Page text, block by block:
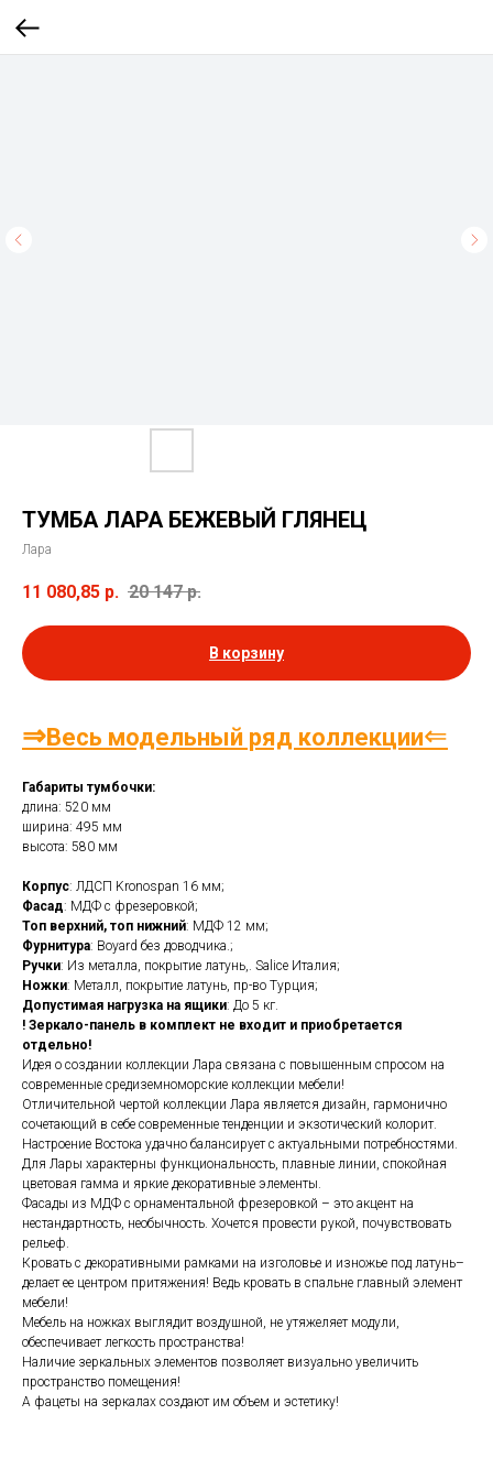
ТУМБА ЛАРА БЕЖЕВЫЙ ГЛЯНЕЦ
Лара
11 080,85 р. 20 147 р.
В корзину
⇒Весь модельный ряд коллекции⇐
Габариты тумбочки:
длина: 520 мм
ширина: 495 мм
высота: 580 мм
Корпус: ЛДСП Kronospan 16 мм;
Фасад: МДФ с фрезеровкой;
Топ верхний, топ нижний: МДФ 12 мм;
Фурнитура: Boyard без доводчика.;
Ручки: Из металла, покрытие латунь,. Salice Италия;
Ножки: Металл, покрытие латунь, пр-во Турция;
Допустимая нагрузка на ящики: До 5 кг.
! Зеркало-панель в комплект не входит и приобретается
отдельно!
Идея о создании коллекции Лара связана с повышенным спросом на
современные средиземноморские коллекции мебели!
Отличительной чертой коллекции Лара является дизайн, гармонично
сочетающий в себе современные тенденции и экзотический колорит.
Настроение Востока удачно балансирует с актуальными потребностями.
Для Лары характерны функциональность, плавные линии, спокойная
цветовая гамма и яркие декоративные элементы.
Фасады из МДФ с орнаментальной фрезеровкой – это акцент на
нестандартность, необычность. Хочется провести рукой, почувствовать
рельеф.
Кровать с декоративными рамками на изголовье и изножье под латунь–
делает ее центром притяжения! Ведь кровать в спальне главный элемент
мебели!
Мебель на ножках выглядит воздушной, не утяжеляет модули,
обеспечивает легкость пространства!
Наличие зеркальных элементов позволяет визуально увеличить
пространство помещения!
А фацеты на зеркалах создают им объем и эстетику!